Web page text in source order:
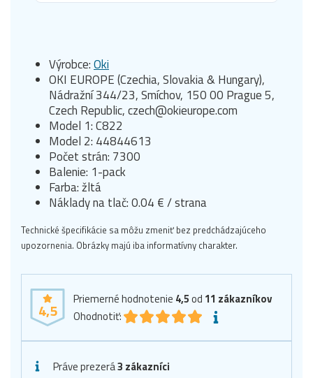
Výrobce:Oki
OKI EUROPE (Czechia, Slovakia & Hungary),
Nádražní 344/23, Smíchov, 150 00 Prague 5,
Czech Republic, czech@okieurope.com
Model 1: C822
Model 2: 44844613
Počet strán: 7300
Balenie: 1-pack
Farba: žltá
Náklady na tlač: 0.04 € / strana
Technické špecifikácie sa môžu zmeniť bez predchádzajúceho
upozornenia. Obrázky majú iba informatívny charakter.
4,5
Priemerné hodnotenie 4,5od 11 zákazníkov
Ohodnotiť:
Práve prezerá3 zákazníci